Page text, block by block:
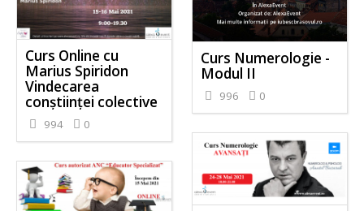
Curs Numerologie -
Modul II
996 0
Curs Online cu
Marius Spiridon
Vindecarea
conștiinței colective
994 0